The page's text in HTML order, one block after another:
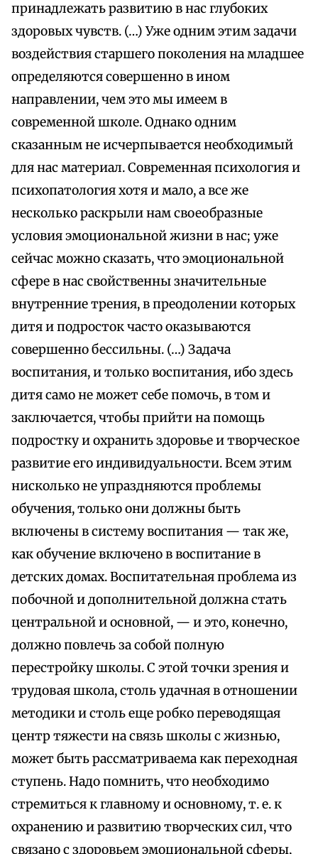
принадлежать развитию в нас глубоких
здоровых чувств. (…) Уже одним этим задачи
воздействия старшего поколения на младшее
определяются совершенно в ином
направлении, чем это мы имеем в
современной школе. Однако одним
сказанным не исчерпывается необходимый
для нас материал. Современная психология и
психопатология хотя и мало, а все же
несколько раскрыли нам своеобразные
условия эмоциональной жизни в нас; уже
сейчас можно сказать, что эмоциональной
сфере в нас свойственны значительные
внутренние трения, в преодолении которых
дитя и подросток часто оказываются
совершенно бессильны. (…) Задача
воспитания, и только воспитания, ибо здесь
дитя само не может себе помочь, в том и
заключается, чтобы прийти на помощь
подростку и охранить здоровье и творческое
развитие его индивидуальности. Всем этим
нисколько не упраздняются проблемы
обучения, только они должны быть
включены в систему воспитания — так же,
как обучение включено в воспитание в
детских домах. Воспитательная проблема из
побочной и дополнительной должна стать
центральной и основной, — и это, конечно,
должно повлечь за собой полную
перестройку школы. С этой точки зрения и
трудовая школа, столь удачная в отношении
методики и столь еще робко переводящая
центр тяжести на связь школы с жизнью,
может быть рассматриваема как переходная
ступень. Надо помнить, что необходимо
стремиться к главному и основному, т. е. к
охранению и развитию творческих сил, что
связано с здоровьем эмоциональной сферы,